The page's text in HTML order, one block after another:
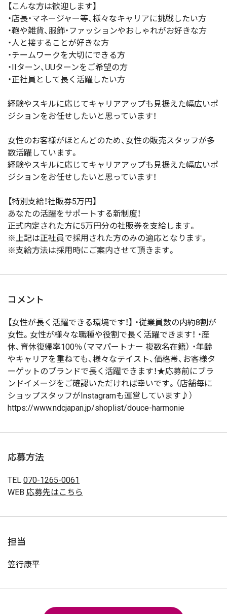
【こんな方は歓迎します】
・店長・マネージャー等、様々なキャリアに挑戦したい方
・鞄や雑貨、服飾・ファッションやおしゃれがお好きな方
・人と接することが好きな方
・チームワークを大切にできる方
・IIターン、UUターンをご希望の方
・正社員として長く活躍したい方
経験やスキルに応じてキャリアアップも見据えた幅広いポ
ジションをお任せしたいと思っています！
女性のお客様がほとんどのため、女性の販売スタッフが多
数活躍しています。
経験やスキルに応じてキャリアアップも見据えた幅広いポ
ジションをお任せしたいと思っています！
【特別支給！社販券5万円】
あなたの活躍をサポートする新制度！
正式内定された方に5万円分の社販券を支給します。
※上記は正社員で採用された方のみの適応となります。
※支給方法は採用時にご案内させて頂きます。
コメント
【女性が長く活躍できる環境です！】 ・従業員数の内約8割が
女性。女性が様々な職種や役割で長く活躍できます！ ・産
休、育休復帰率100％（ママパートナー 複数名在籍） ・年齢
やキャリアを重ねても、様々なテイスト、価格帯、お客様タ
ーゲットのブランドで長く活躍できます！★応募前にブラ
ンドイメージをご確認いただければ幸いです。（店舗毎に
ショップスタッフがInstagramも運営しています♪）
https://www.ndcjapan.jp/shoplist/douce-harmonie
応募方法
TEL 070-1265-0061
WEB 応募先はこちら
担当
笠行康平